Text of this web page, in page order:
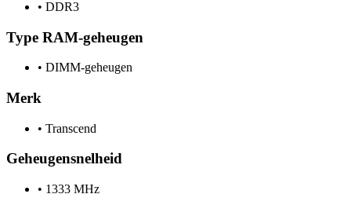
• DDR3
Type RAM-geheugen
• DIMM-geheugen
Merk
• Transcend
Geheugensnelheid
• 1333 MHz